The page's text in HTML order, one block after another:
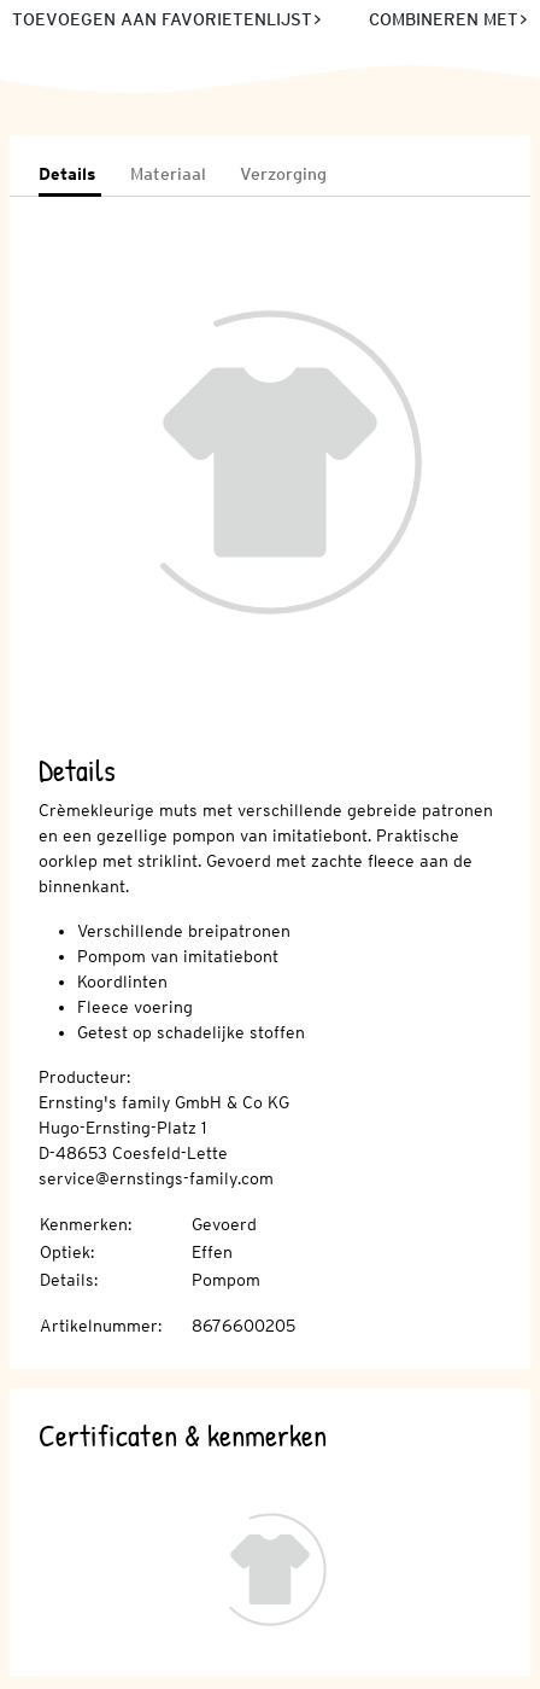
TOEVOEGEN AAN FAVORIETENLIJST COMBINEREN MET
Details Materiaal Verzorging
Details
Crèmekleurige muts met verschillende gebreide patronen
en een gezellige pompon van imitatiebont. Praktische
oorklep met striklint. Gevoerd met zachte fleece aan de
binnenkant.
Verschillende breipatronen
Pompom van imitatiebont
Koordlinten
Fleece voering
Getest op schadelijke stoffen
Producteur:
Ernsting's family GmbH & Co KG
Hugo-Ernsting-Platz 1
D-48653 Coesfeld-Lette
service@ernstings-family.com
Kenmerken:
Gevoerd
Optiek:
Effen
Details: Pompom
Artikelnummer: 8676600205
Certificaten & kenmerken